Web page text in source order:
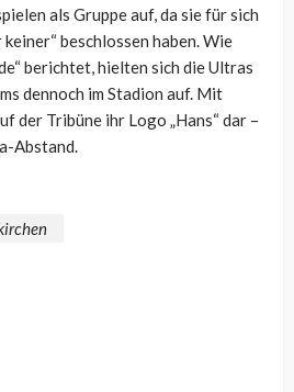
als Gruppe auf, da sie für sich
beschlossen haben. Wie
berichtet, hielten sich die Ultras
dennoch im Stadion auf. Mit
der Tribüne ihr Logo „Hans“ dar –
Abstand.